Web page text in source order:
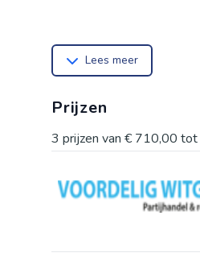
Lees meer
Prijzen
3 prijzen van € 710,00 tot